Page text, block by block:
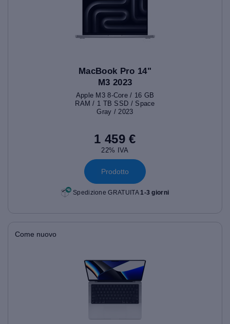
MacBook Pro 14"
M3 2023
Apple M3 8-Core / 16 GB
RAM / 1 TB SSD / Space
Gray / 2023
1 459 €
22% IVA
Prodotto
Spedizione GRATUITA1-3 giorni
Come nuovo